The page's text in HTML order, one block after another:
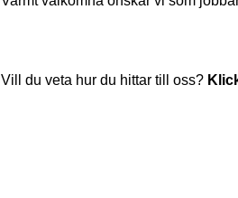
Vill du veta hur du hittar till oss?